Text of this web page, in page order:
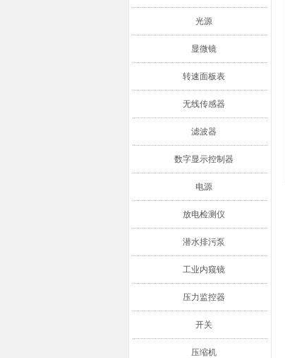
光源
显微镜
转速面板表
无线传感器
滤波器
数字显示控制器
电源
放电检测仪
潜水排污泵
工业内窥镜
压力监控器
开关
压缩机